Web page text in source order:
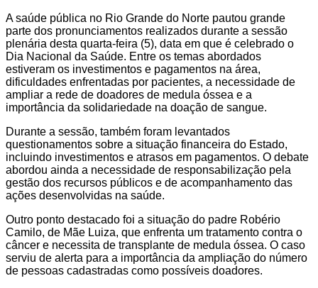
A saúde pública no Rio Grande do Norte pautou grande
parte dos pronunciamentos realizados durante a sessão
plenária desta quarta-feira (5), data em que é celebrado o
Dia Nacional da Saúde. Entre os temas abordados
estiveram os investimentos e pagamentos na área,
dificuldades enfrentadas por pacientes, a necessidade de
ampliar a rede de doadores de medula óssea e a
importância da solidariedade na doação de sangue.
Durante a sessão, também foram levantados
questionamentos sobre a situação financeira do Estado,
incluindo investimentos e atrasos em pagamentos. O debate
abordou ainda a necessidade de responsabilização pela
gestão dos recursos públicos e de acompanhamento das
ações desenvolvidas na saúde.
Outro ponto destacado foi a situação do padre Robério
Camilo, de Mãe Luiza, que enfrenta um tratamento contra o
câncer e necessita de transplante de medula óssea. O caso
serviu de alerta para a importância da ampliação do número
de pessoas cadastradas como possíveis doadores.